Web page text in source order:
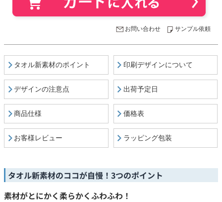
サンプル依頼
お問い合わせ
タオル新素材のポイント 印刷デザインについて
デザインの注意点 出荷予定日
商品仕様 価格表
お客様レビュー ラッピング包装
タオル新素材のココが自慢！3つのポイント
素材がとにかく柔らかくふわふわ！